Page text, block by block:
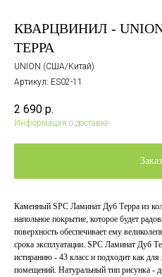
КВАРЦВИНИЛ - UNION
ТЕРРА
UNION (США/Китай)
Артикул: ES02-11
2 690 р.
Информация о доставке
Каменный SPC Ламинат Дуб Терра из
напольное покрытие, которое будет
поверхность обеспечивает ему
срока эксплуатации. SPC Ламинат Дуб
истиранию - 43 класс и подходит как
помещений. Натуральный тип рисунка -